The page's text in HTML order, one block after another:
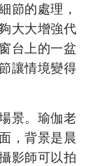
節的處理，
大大增強代
台上的一盆
讓情境變得
景。瑜伽老
，背景是晨
影師可以拍